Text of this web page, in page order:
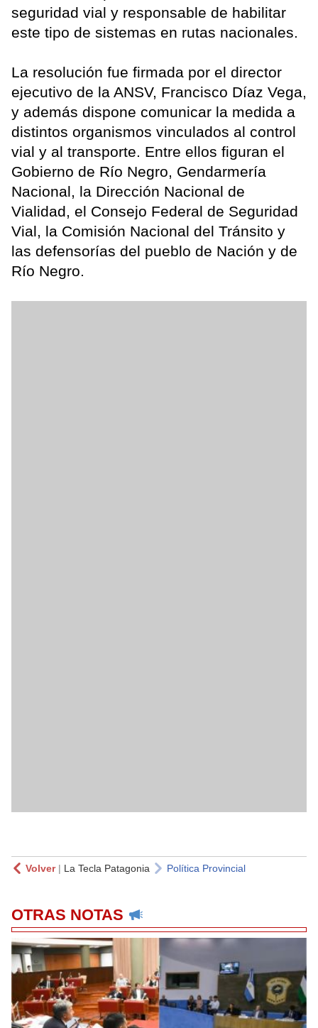
seguridad vial y responsable de habilitar
este tipo de sistemas en rutas nacionales.
La resolución fue firmada por el director
ejecutivo de la ANSV, Francisco Díaz Vega,
y además dispone comunicar la medida a
distintos organismos vinculados al control
vial y al transporte. Entre ellos figuran el
Gobierno de Río Negro, Gendarmería
Nacional, la Dirección Nacional de
Vialidad, el Consejo Federal de Seguridad
Vial, la Comisión Nacional del Tránsito y
las defensorías del pueblo de Nación y de
Río Negro.
Volver| La Tecla Patagonia Política Provincial
OTRAS NOTAS